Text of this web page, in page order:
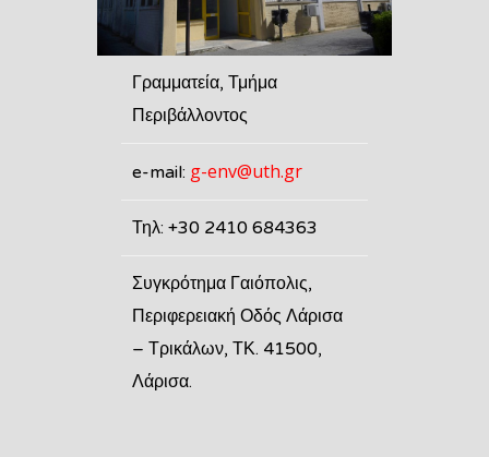
Γραμματεία, Τμήμα
Περιβάλλοντος
e-mail: g-env@uth.gr
Τηλ: +30 2410 684363
Συγκρότημα Γαιόπολις,
Περιφερειακή Οδός Λάρισα
– Τρικάλων, ΤΚ. 41500,
Λάρισα.